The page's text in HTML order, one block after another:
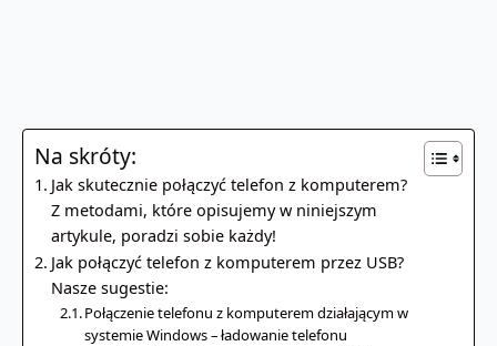
Na skróty:
Jak skutecznie połączyć telefon z komputerem?
Z metodami, które opisujemy w niniejszym
artykule, poradzi sobie każdy!
Jak połączyć telefon z komputerem przez USB?
Nasze sugestie:
Połączenie telefonu z komputerem działającym w
systemie Windows – ładowanie telefonu